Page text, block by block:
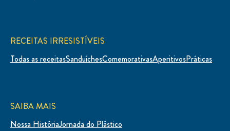
RECEITAS IRRESISTÍVEIS
Todas as receitasSanduíchesComemorativasAperitivosPráticas
SAIBA MAIS
Nossa HistóriaJornada do Plástico